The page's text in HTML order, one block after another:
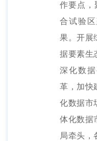
作要点，
合试验
果。开展
据要素生
深化数
革，加快
化数据市
体化数据
局牵头，